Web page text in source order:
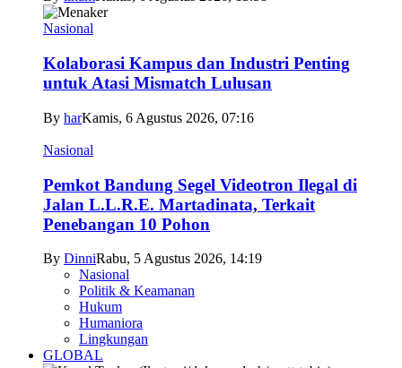
Nasional
Kolaborasi Kampus dan Industri Penting
untuk Atasi Mismatch Lulusan
By harKamis, 6 Agustus 2026, 07:16
Nasional
Pemkot Bandung Segel Videotron Ilegal di
Jalan L.L.R.E. Martadinata, Terkait
Penebangan 10 Pohon
By DinniRabu, 5 Agustus 2026, 14:19
Nasional
Politik & Keamanan
Hukum
Humaniora
Lingkungan
GLOBAL